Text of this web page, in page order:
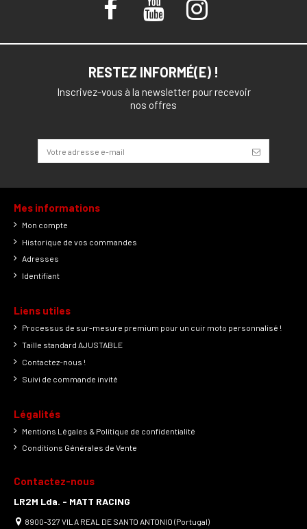
RESTEZ INFORMÉ(E) !
Inscrivez-vous à la newsletter pour recevoir
nos offres
Mes informations
Mon compte
Historique de vos commandes
Adresses
Identifiant
Liens utiles
Processus de sur-mesure premium pour un cuir moto personnalisé !
Taille standard AJUSTABLE
Contactez-nous !
Suivi de commande invité
Légalités
Mentions Légales & Politique de confidentialité
Conditions Générales de Vente
Contactez-nous
LR2M Lda. - MATT RACING
8900-327 VILA REAL DE SANTO ANTONIO (Portugal)